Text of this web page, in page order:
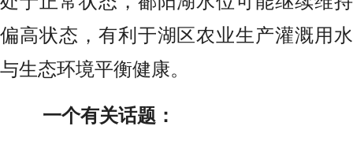
偏高状态，有利于湖区农业生产灌溉用水
与生态环境平衡健康。
一个有关话题：